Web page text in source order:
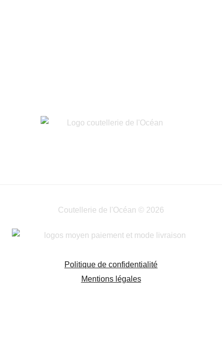
Coutellerie de l'Océan © 2026
Politique de confidentialité
Mentions légales